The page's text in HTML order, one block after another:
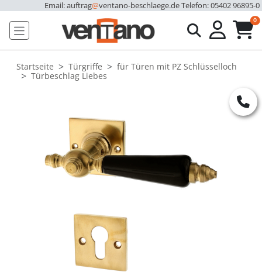
Email: auftrag@ventano-beschlaege.deTelefon: 05402 96895-0
0
Startseite Türgriffe
für Türen mit PZ Schlüsselloch
Türbeschlag Liebes